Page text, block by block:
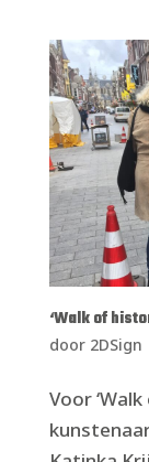
‘Walk of
door 2DSign
Voor